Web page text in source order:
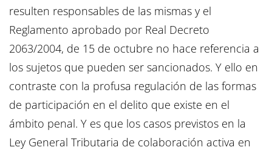
resulten responsables de las mismas y el
Reglamento aprobado por Real Decreto
2063/2004, de 15 de octubre no hace referencia a
los sujetos que pueden ser sancionados. Y ello en
contraste con la profusa regulación de las formas
de participación en el delito que existe en el
ámbito penal. Y es que los casos previstos en la
Ley General Tributaria de colaboración activa en